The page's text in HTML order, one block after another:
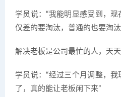
学员说：“我能明显感受到，
仅差的要淘汰，普通的也要淘汰
解决老板是公司最忙的人，天
学员说：“经过三个月调整，
了，真的能让老板闲下来”